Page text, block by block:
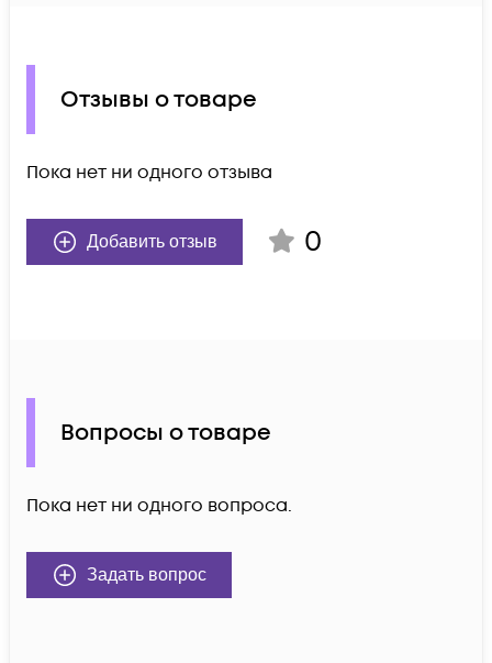
Отзывы о товаре
Пока нет ни одного отзыва
Добавить отзыв 0
Вопросы о товаре
Пока нет ни одного вопроса.
Задать вопрос